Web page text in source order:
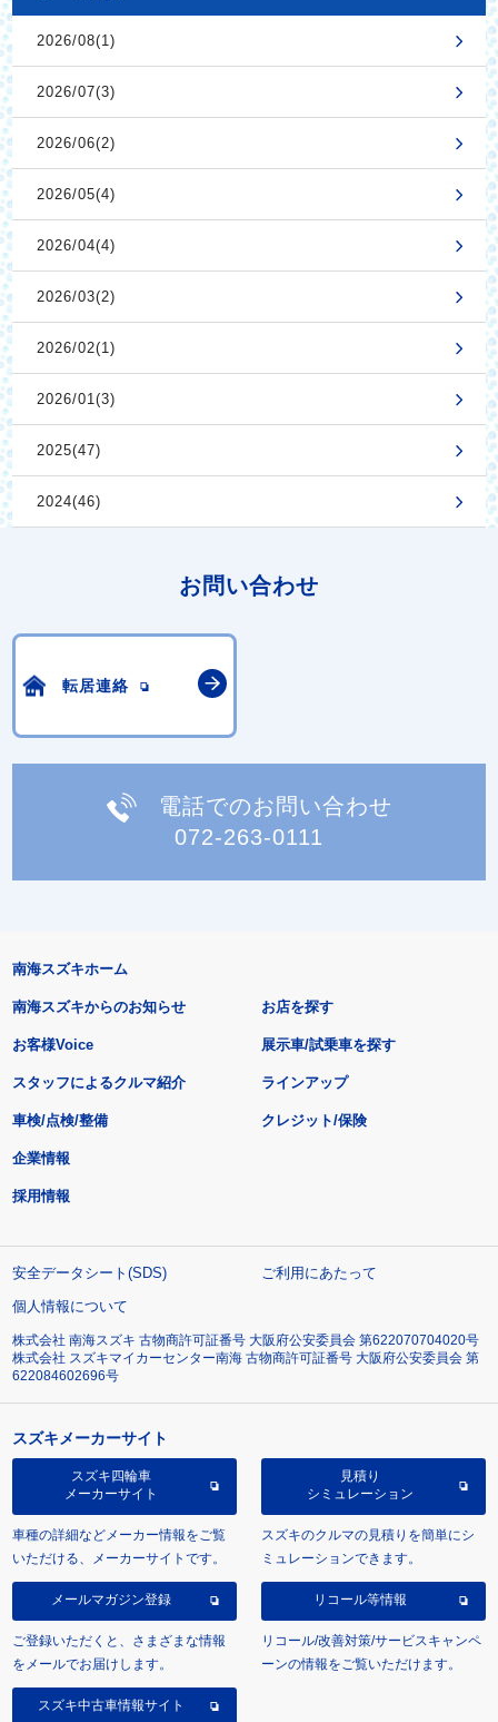
2026/08(1)
2026/07(3)
2026/06(2)
2026/05(4)
2026/04(4)
2026/03(2)
2026/02(1)
2026/01(3)
2025(47)
2024(46)
お問い合わせ
転居連絡
電話でのお問い合わせ
072-263-0111
南海スズキホーム
南海スズキからのお知らせ
お客様Voice
スタッフによるクルマ紹介
お店を探す
展示車/試乗車を探す
ラインアップ
車検/点検/整備 クレジット/保険
企業情報
採用情報
安全データシート(SDS)
ご利用にあたって
個人情報について
株式会社 南海スズキ 古物商許可証番号 大阪府公安委員会 第622070704020号
株式会社 スズキマイカーセンター南海 古物商許可証番号 大阪府公安委員会 第
622084602696号
スズキメーカーサイト
スズキ四輪車
メーカーサイト
車種の詳細などメーカー情報をご覧
いただける、メーカーサイトです。
見積り
シミュレーション
スズキのクルマの見積りを簡単にシ
ミュレーションできます。
メールマガジン登録
ご登録いただくと、さまざまな情報
をメールでお届けします。
リコール等情報
リコール/改善対策/サービスキャンペ
ーンの情報をご覧いただけます。
スズキ中古車情報サイト